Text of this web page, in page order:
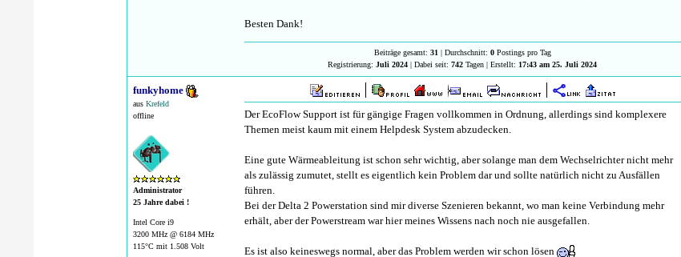
Besten Dank!
Beiträge gesamt: 31 | Durchschnitt: 0Postings pro Tag
Registrierung:Juli 2024 | Dabei seit:742 Tagen | Erstellt: 17:43 am 25. Juli 2024
funkyhome
ausKrefeld
offline
Administrator
25 Jahre dabei !
Intel Core i9
3200 MHz @ 6184 MHz
115°C mit 1.508 Volt
Der EcoFlow Support ist für gängige Fragen vollkommen in Ordnung, allerdings sind komplexere
Themen meist kaum mit einem Helpdesk System abzudecken.
Eine gute Wärmeableitung ist schon sehr wichtig, aber solange man dem Wechselrichter nicht mehr
als zulässig zumutet, stellt es eigentlich kein Problem dar und sollte natürlich nicht zu Ausfällen
führen.
Bei der Delta 2 Powerstation sind mir diverse Szenieren bekannt, wo man keine Verbindung mehr
erhält, aber der Powerstream war hier meines Wissens nach noch nie ausgefallen.
Es ist also keineswegs normal, aber das Problem werden wir schon lösen